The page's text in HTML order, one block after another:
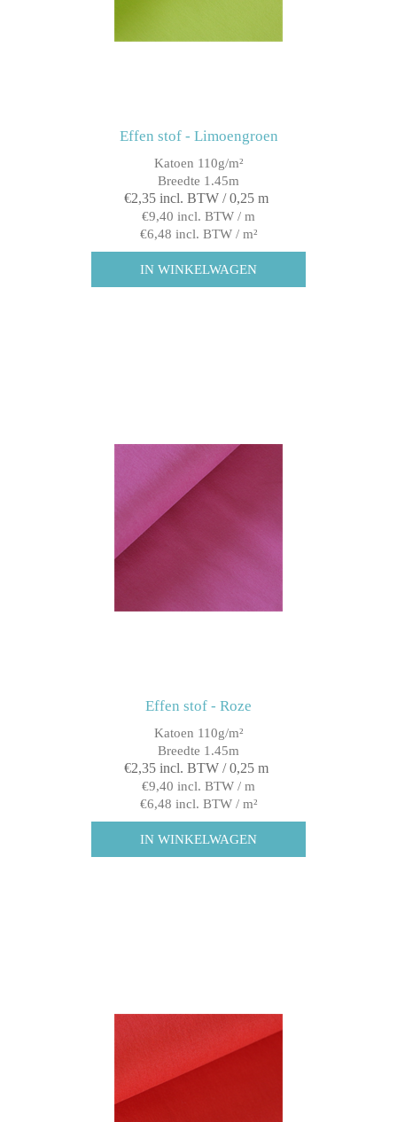
Effen stof - Limoengroen
Katoen 110g/m²
Breedte 1.45m
€2,35 incl. BTW / 0,25 m
€9,40 incl. BTW / m
€6,48 incl. BTW / m²
Effen stof - Roze
Katoen 110g/m²
Breedte 1.45m
€2,35 incl. BTW / 0,25 m
€9,40 incl. BTW / m
€6,48 incl. BTW / m²